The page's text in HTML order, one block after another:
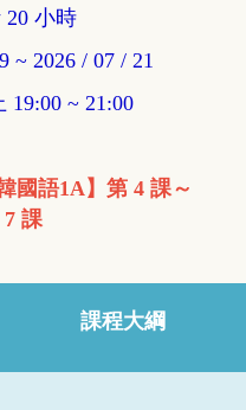
20 小時
~ 2026 / 07 / 21
~ 21:00
國語1A】第 4 課～
課
課程大綱